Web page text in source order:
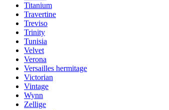
Titanium
Travertine
Treviso
Trinity
Tunisia
Velvet
Verona
Versailles hermitage
Victorian
Vintage
Wynn
Zellige